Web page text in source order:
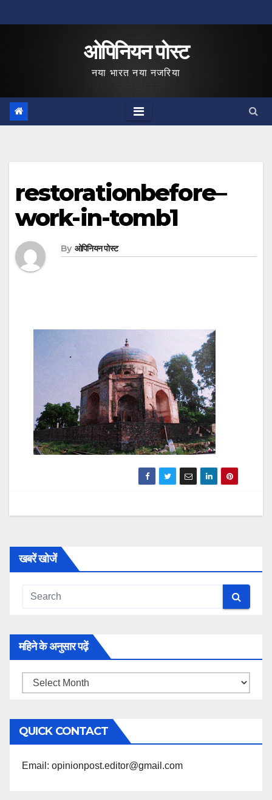
to
ओपिनियन पोस्ट
नया भारत नया नजरिया
restorationbefore–
work-in-tomb1
By ओपिनियन पोस्ट
खबरें खोजें
महिने के अनुसार पढ़ें
महिने
अनुसार
पढ़ें
QUICK CONTACT
Email: opinionpost.editor@gmail.com